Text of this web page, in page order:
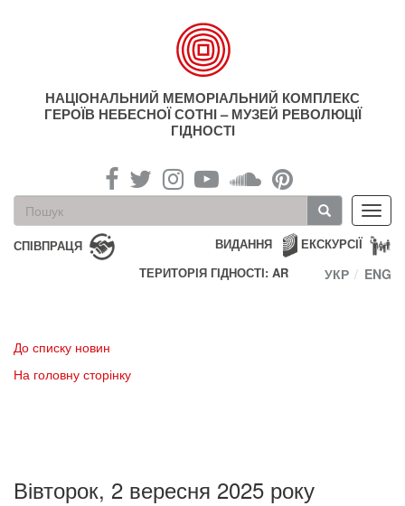
НАЦІОНАЛЬНИЙ МЕМОРІАЛЬНИЙ КОМПЛЕКС
ГЕРОЇВ НЕБЕСНОЇ СОТНІ – МУЗЕЙ РЕВОЛЮЦІЇ
ГІДНОСТІ
Пошукова
форма
Пошук
СПІВПРАЦЯ ЕКСКУРСІЇ
ВИДАННЯ
ТЕРИТОРІЯ ГІДНОСТІ: AR
УКР ENG
До списку новин
На головну сторінку
Вівторок, 2 вересня 2025 року